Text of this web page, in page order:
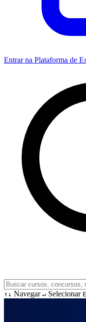
Entrar na Plataforma de
↑↓ Navegar ↵ Selecionar